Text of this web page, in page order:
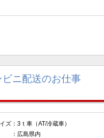
ビニ配送のお仕事
ズ：3ｔ車（AT/冷蔵車）
：広島県内